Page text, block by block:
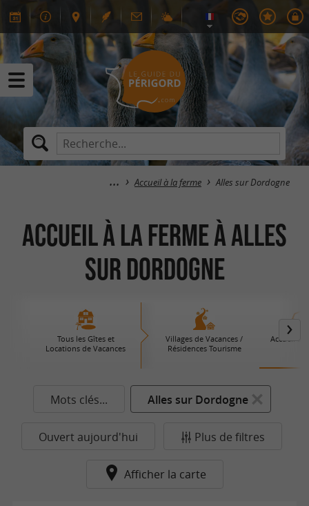
Accueil à la ferme Alles sur Dordogne
Accueil à la ferme à Alles
sur Dordogne
Tous les Gîtes et
Locations de Vacances
Villages de Vacances /
Résidences Tourisme
Accueil à
Mots clés... Alles sur Dordogne
Ouvert aujourd'hui Plus de filtres
Afficher la carte